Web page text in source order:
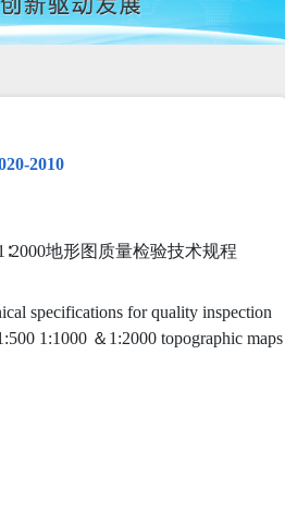
2010
地形图质量检验技术规程
specifications for quality inspection
1:1000 ＆1:2000 topographic maps